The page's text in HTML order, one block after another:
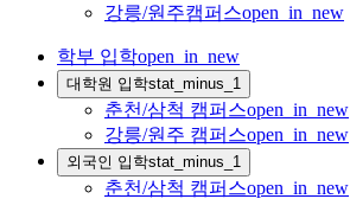
강릉/원주캠퍼스open_in_new
학부 입학open_in_new
대학원 입학stat_minus_1
춘천/삼척 캠퍼스open_in_new
강릉/원주 캠퍼스open_in_new
외국인 입학stat_minus_1
춘천/삼척 캠퍼스open_in_new